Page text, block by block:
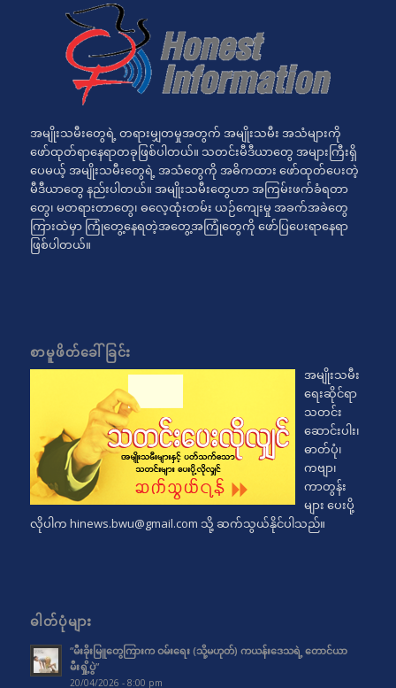
အမျိုးသမီးတွေရဲ့ တရားမျှတမှုအတွက် အမျိုးသမီး အသံများကို
ဖော်ထုတ်ရာနေရာတခုဖြစ်ပါတယ်။ သတင်းမီဒီယာတွေ အများကြီးရှိ
ပေမယ့် အမျိုးသမီးတွေရဲ့ အသံတွေကို အဓိကထား ဖော်ထုတ်ပေးတဲ့
မီဒီယာတွေ နည်းပါတယ်။ အမျိုးသမီးတွေဟာ အကြမ်းဖက်ခံရတာ
တွေ၊ မတရားတာတွေ၊ ဓလေ့ထုံးတမ်း ယဉ်ကျေးမှု အခက်အခဲတွေ
ကြားထဲမှာ ကြုံတွေ့နေရတဲ့အတွေ့အကြုံတွေကို ဖော်ပြပေးရာနေရာ
ဖြစ်ပါတယ်။
စာမူဖိတ်ခေါ်ခြင်း
အမျိုးသမီး
ရေးဆိုင်ရာ
သတင်း
ဆောင်းပါး၊
ဓာတ်ပုံ၊
ကဗျာ၊
ကာတွန်း
များ ပေးပို့
လိုပါက hinews.bwu@gmail.com သို့ ဆက်သွယ်နိုင်ပါသည်။
ဓါတ်ပုံများ
“မီးခိုးမြူတွေကြားက ဝမ်းရေး (သို့မဟုတ်) ကယန်းဒေသရဲ့ တောင်ယာ
မီးရှို့ပွဲ”
20/04/2026 - 8:00 pm